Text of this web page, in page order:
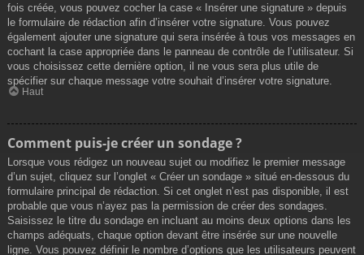
fois créée, vous pouvez cocher la case « Insérer une signature » depuis
le formulaire de rédaction afin d’insérer votre signature. Vous pouvez
également ajouter une signature qui sera insérée à tous vos messages en
cochant la case appropriée dans le panneau de contrôle de l’utilisateur. Si
vous choisissez cette dernière option, il ne vous sera plus utile de
spécifier sur chaque message votre souhait d’insérer votre signature.
Haut
Comment puis-je créer un sondage ?
Lorsque vous rédigez un nouveau sujet ou modifiez le premier message
d’un sujet, cliquez sur l’onglet « Créer un sondage » situé en-dessous du
formulaire principal de rédaction. Si cet onglet n’est pas disponible, il est
probable que vous n’ayez pas la permission de créer des sondages.
Saisissez le titre du sondage en incluant au moins deux options dans les
champs adéquats, chaque option devant être insérée sur une nouvelle
ligne. Vous pouvez définir le nombre d’options que les utilisateurs peuvent